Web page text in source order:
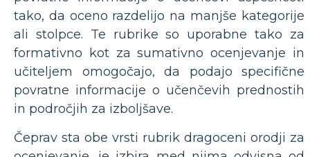
tako, da oceno razdelijo na manjše kategorije
ali stolpce. Te rubrike so uporabne tako za
formativno kot za sumativno ocenjevanje in
učiteljem omogočajo, da podajo specifične
povratne informacije o učenčevih prednostih
in področjih za izboljšave.
Čeprav sta obe vrsti rubrik dragoceni orodji za